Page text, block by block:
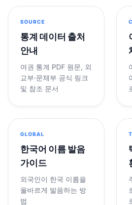
SOURCE
통계 데이터 출처
안내
여권 통계 PDF 원문, 외
교부·문체부 공식 링크
및 참조 문서
GLOBAL
한국어 이름 발음
가이드
외국인이 한국 이름을
올바르게 발음하는 방
법